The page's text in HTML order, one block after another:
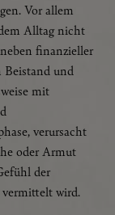
Vor allem
Alltag nicht
finanzieller
Beistand und
mit
verursacht
oder Armut
der
wird.